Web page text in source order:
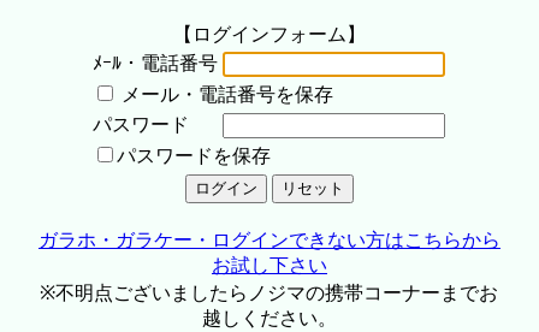
【ログインフォーム】
ﾒｰﾙ・電話番号
メール・電話番号を保存
パスワード
パスワードを保存
ガラホ・ガラケー・ログインできない方はこちらから
お試し下さい
※不明点ございましたらノジマの携帯コーナーまでお
越しください。